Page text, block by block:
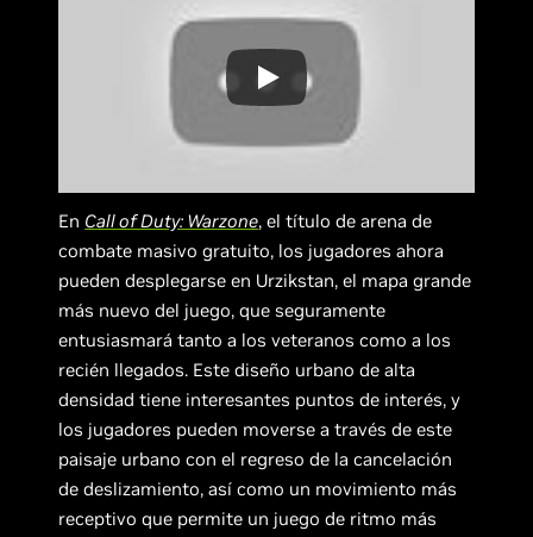
En Call of Duty: Warzone, el título de arena de
combate masivo gratuito, los jugadores ahora
pueden desplegarse en Urzikstan, el mapa grande
más nuevo del juego, que seguramente
entusiasmará tanto a los veteranos como a los
recién llegados. Este diseño urbano de alta
densidad tiene interesantes puntos de interés, y
los jugadores pueden moverse a través de este
paisaje urbano con el regreso de la cancelación
de deslizamiento, así como un movimiento más
receptivo que permite un juego de ritmo más